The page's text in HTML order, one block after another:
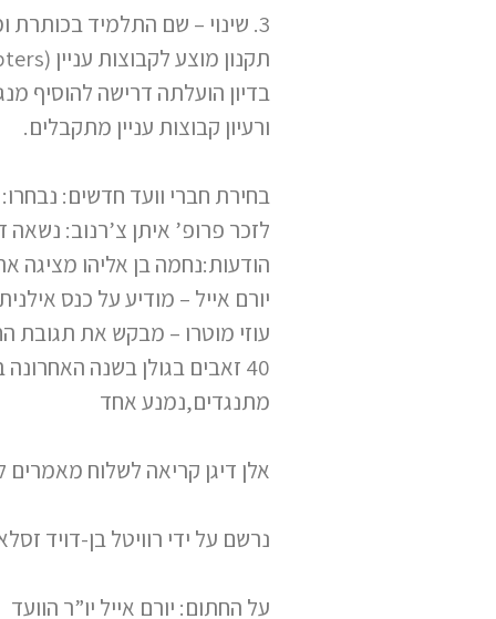
3. שינוי – שם התלמיד בכותרת ומנחים בכוכבית מתחתית (~30)
תקנון מוצע לקבוצות עניין (Chapters): מנחם גורן מציג. התקנון שהופץ לחברים באינטרנט (מצ”ב) מוצג ועומד להצבעה
בדיון הועלתה דרישה להוסיף
ורעיון קבוצות עניין מתקבלים.
בחירת חברי וועד חדשים:
לזכר פרופ’ איתן צ’רנוב:
הודעות:נחמה בן אליהו מציגה
יורם אייל – מודיע על כנס אילנית 2005 והקמת ועדה לאירגון המושבים של החברה לזואולוגיה בראשות תמר דיין ויורם אייל.
עוזי מוטרו – מבקש את תגובת
40 זאבים בגולן בשנה האחרונה בהיתר של רשות שמורות הטבע. הוצע שהנושא יעבור לטיפול הוועד .הרוב בעד, אין
מתנגדים,נמנע אחד
אלן דיגן קריאה לשלוח מאמרים
נרשם על ידי רוויטל בן-דויד
על החתום: יורם אייל יו”ר הוועד